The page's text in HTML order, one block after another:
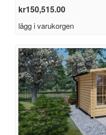
kr150,515.00
lägg i varukorgen